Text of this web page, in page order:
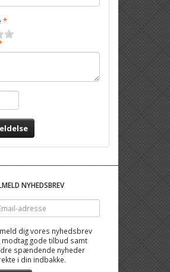
NYHEDSBREV
dig vores nyhedsbrev
modtag gode tilbud samt
spændende nyheder
i din indbakke.